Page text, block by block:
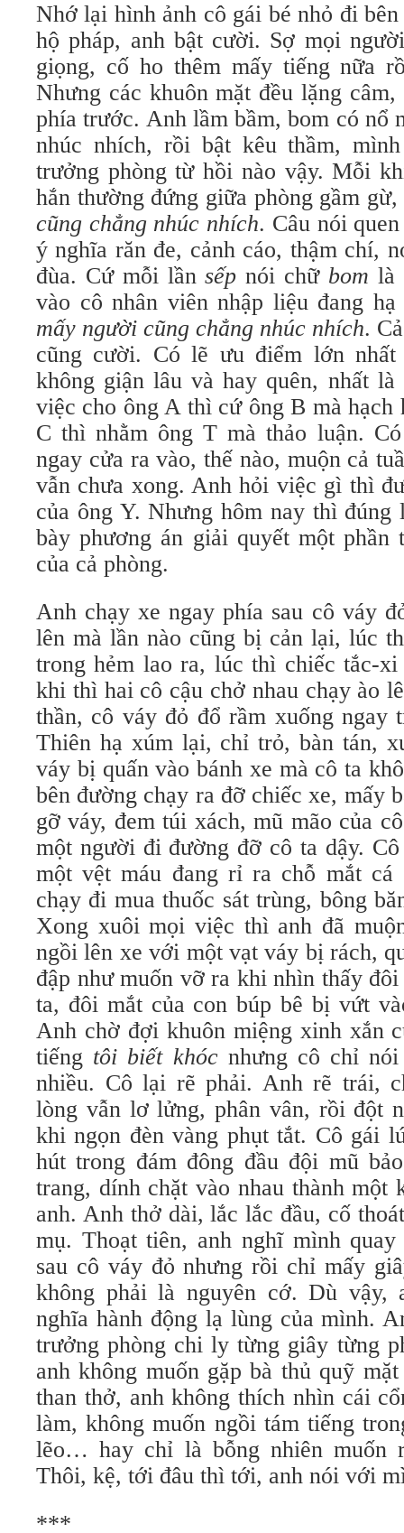
Nhớ lại hình ảnh cô gái bé nhỏ đi
hộ pháp, anh bật cười. Sợ mọi
giọng, cố ho thêm mấy tiếng nữa
Nhưng các khuôn mặt đều lặng
phía trước. Anh lầm bầm, bom có nổ
nhúc nhích, rồi bật kêu thầm,
trưởng phòng từ hồi nào vậy. Mỗi
hắn thường đứng giữa phòng gầm gừ,
cũng chẳng nhúc nhích. Câu nói
ý nghĩa răn đe, cảnh cáo, thậm chí,
đùa. Cứ mỗi lầnsếpnói chữ bom là
vào cô nhân viên nhập liệu đang
mấy người cũng chẳng nhúc nhích.
cũng cười. Có lẽ ưu điểm lớn nhất
không giận lâu và hay quên, nhất
việc cho ông A thì cứ ông B mà hạch
C thì nhằm ông T mà thảo luận.
ngay cửa ra vào, thế nào, muộn cả
vẫn chưa xong. Anh hỏi việc gì thì
của ông Y. Nhưng hôm nay thì đúng
bày phương án giải quyết một phần
của cả phòng.
Anh chạy xe ngay phía sau cô váy
lên mà lần nào cũng bị cản lại, lúc
trong hẻm lao ra, lúc thì chiếc tắc-xi
khi thì hai cô cậu chở nhau chạy ào
thần, cô váy đỏ đổ rầm xuống ngay
Thiên hạ xúm lại, chỉ trỏ, bàn tán,
váy bị quấn vào bánh xe mà cô ta
bên đường chạy ra đỡ chiếc xe, mấy
gỡ váy, đem túi xách, mũ mão của
một người đi đường đỡ cô ta dậy.
một vệt máu đang rỉ ra chỗ mắt
chạy đi mua thuốc sát trùng, bông
Xong xuôi mọi việc thì anh đã
ngồi lên xe với một vạt váy bị rách,
đập như muốn vỡ ra khi nhìn thấy
ta, đôi mắt của con búp bê bị vứt
Anh chờ đợi khuôn miệng xinh xắn
tiếng tôi biết khócnhưng cô chỉ nói
nhiều. Cô lại rẽ phải. Anh rẽ trái,
lòng vẫn lơ lửng, phân vân, rồi đột
khi ngọn đèn vàng phụt tắt. Cô gái
hút trong đám đông đầu đội mũ
trang, dính chặt vào nhau thành một
anh. Anh thở dài, lắc lắc đầu, cố
mụ. Thoạt tiên, anh nghĩ mình
sau cô váy đỏ nhưng rồi chỉ mấy
không phải là nguyên cớ. Dù vậy,
nghĩa hành động lạ lùng của mình.
trưởng phòng chi ly từng giây từng
anh không muốn gặp bà thủ quỹ
than thở, anh không thích nhìn cái
làm, không muốn ngồi tám tiếng
lẽo… hay chỉ là bỗng nhiên muốn
Thôi, kệ, tới đâu thì tới, anh nói với
***